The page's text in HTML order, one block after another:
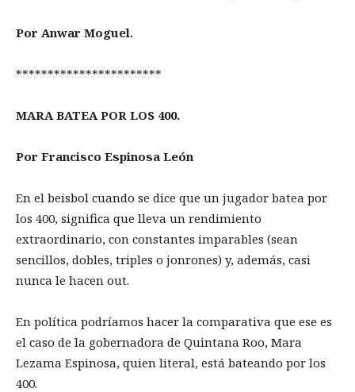
Por Anwar Moguel.
***********************
MARA BATEA POR LOS 400.
Por Francisco Espinosa León
En el beisbol cuando se dice que un jugador batea por
los 400, significa que lleva un rendimiento
extraordinario, con constantes imparables (sean
sencillos, dobles, triples o jonrones) y, además, casi
nunca le hacen out.
En política podríamos hacer la comparativa que ese es
el caso de la gobernadora de Quintana Roo, Mara
Lezama Espinosa, quien literal, está bateando por los
400.